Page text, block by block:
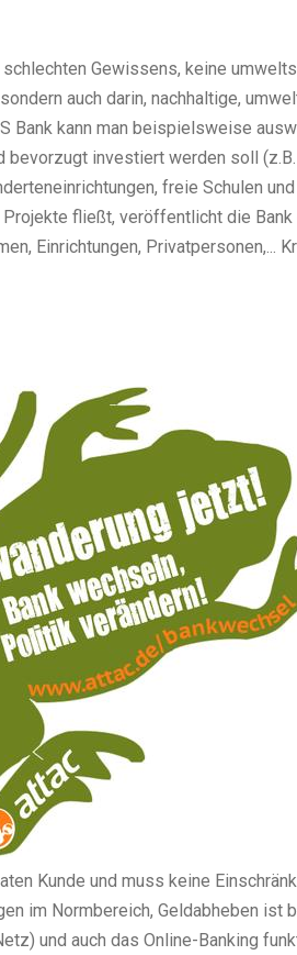
Gewissens, keine
auch darin, nachhaltige,
Bank kann man beispielsweise
bevorzugt investiert werden soll
freie Schulen und
fließt, veröffentlicht die
Einrichtungen, Privatpersonen,...
Kunde und muss keine
im Normbereich, Geldabheben ist
und auch das Online-Banking